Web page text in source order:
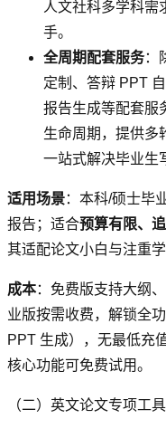
人文社科多学科需
手。
全周期配套服务：
定制、答辩 PPT
报告生成等配套服
生命周期，提供多
一站式解决毕业生
适用场景：本科/硕士毕
报告；适合预算有限、
其适配论文小白与注重
成本：免费版支持大纲
业版按需收费，解锁全
PPT 生成），无最低充
核心功能可免费试用。
（二）英文论文专项工